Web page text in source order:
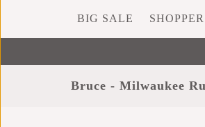
BIG SALE
Bruce - Milwaukee